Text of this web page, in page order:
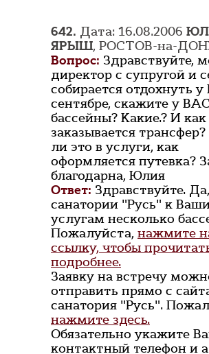
642. Дата: 16.08.2006
ЯРЫШ, РОСТОВ-на-
Вопрос: Здравствуйте,
директор с супругой и
собирается отдохнуть
сентябре, скажите у
бассейны? Какие.? И как
заказывается
ли это в услуги, как
оформляется путевка?
благодарна, Юлия
Ответ: Здравствуйте.
санатории "Русь" к
услугам несколько
Пожалуйста, нажмите
ссылку, чтобы
подробнее.
Заявку на встречу
отправить прямо с
санатория "Русь".
нажмите здесь.
Обязательно укажите
контактный телефон и